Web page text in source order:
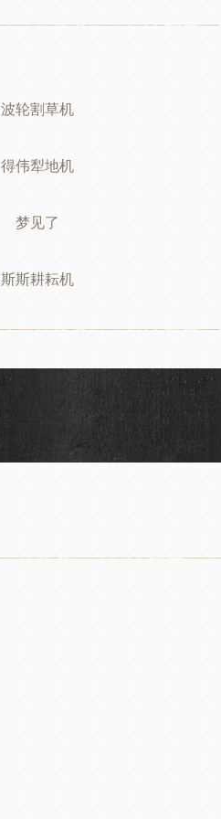
波轮割草机
得伟犁地机
梦见了
斯斯耕耘机